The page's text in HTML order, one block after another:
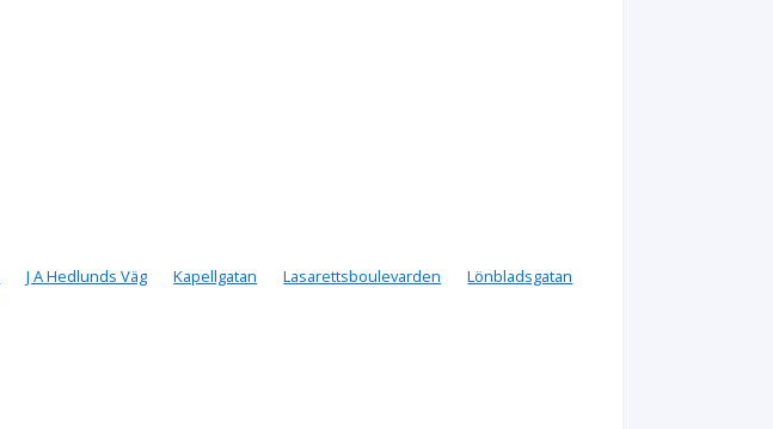
J A Hedlunds Väg Kapellgatan Lasarettsboulevarden
Lönbladsgatan